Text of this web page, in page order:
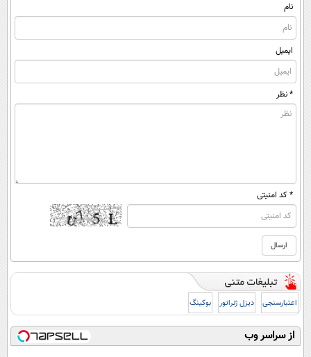
نام
ایمیل
* نظر
* کد امنیتی
اعتبارسنجی دیزل ژنراتور بوکینگ
از سراسر وب